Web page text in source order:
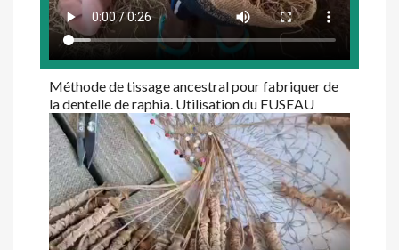
Méthode de tissage ancestral pour fabriquer de
la dentelle de raphia. Utilisation du FUSEAU